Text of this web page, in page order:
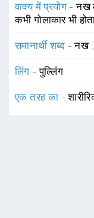
वाक्य में प्रयोग -नख
कभी गोलाकार भी
समानार्थी शब्द -नख
लिंग -पुल्लिंग
एक तरह का -